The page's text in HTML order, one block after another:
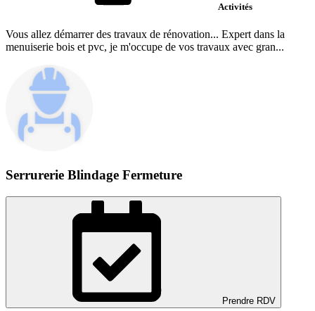
Activités
Vous allez démarrer des travaux de rénovation... Expert dans la
menuiserie bois et pvc, je m'occupe de vos travaux avec gran...
Serrurerie Blindage Fermeture
Prendre RDV